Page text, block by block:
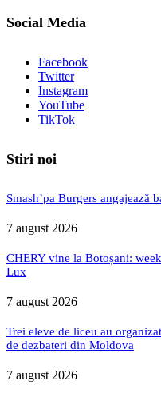
Social Media
Facebook
Twitter
Instagram
YouTube
TikTok
Stiri noi
Smash’pa Burgers angajează
7 august 2026
CHERY vine la Botoșani:
Lux
7 august 2026
Trei eleve de liceu au
de dezbateri din Moldova
7 august 2026